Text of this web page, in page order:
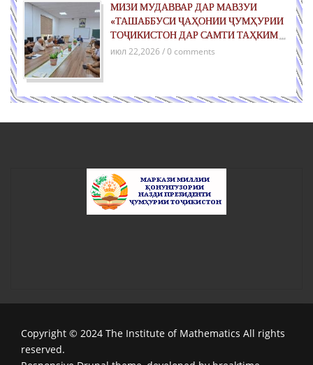
МИЗИ МУДАВВАР ДАР МАВЗУИ
«ТАШАББУСИ ҶАҲОНИИ ҶУМҲУРИИ
ТОҶИКИСТОН ДАР САМТИ ТАҲКИМИ
СУЛҲ БАРОИ НАСЛҲОИ ОЯНДА»
июл 22,2026 / 0 comments
Copyright © 2024 The Institute of Mathematics All rights
reserved.